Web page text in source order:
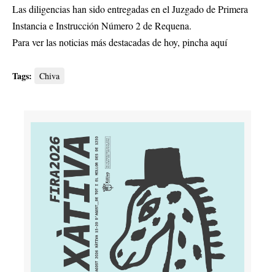
Las diligencias han sido entregadas en el Juzgado de Primera
Instancia e Instrucción Número 2 de Requena.
Para ver las noticias más destacadas de hoy, pincha aquí
Tags: Chiva